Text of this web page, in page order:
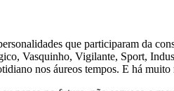
que participaram da
Vasquinho, Vigilante, Sport,
nos áureos tempos. E há muito